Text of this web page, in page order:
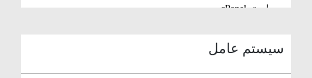
طریق cPanel
سیستم عامل